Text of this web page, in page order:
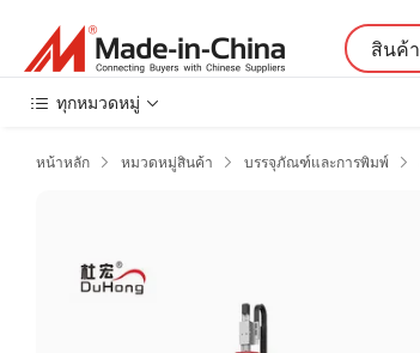
สินค้า
ทุกหมวดหมู่
หน้าหลัก  หมวดหมู่สินค้า  บรรจุภัณฑ์และการพิมพ์ 